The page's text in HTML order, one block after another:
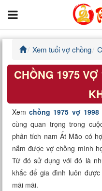
Trang chủ
Tử Vi Đẩu Số
Tử Vi 12 Con Giáp
Phong thủy
Kinh Dịch
Văn Hoa Tâm linh
Xem tuổi vợ chồng
CHỒNG 1975
Xem chồng 1975 vợ
cùng quan trọng trong
phân tích nam Ất Mão có
nắm được vợ chồng mình
Từ đó sử dụng với đó là
khắc để gia đình luôn
mãi mãi.